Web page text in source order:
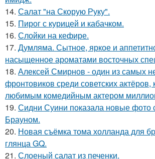
14. Салат "на Скорую Руку".
15. Пирог с курицей и кабачком.
16. Слойки на кефире.
17. Думляма. Сытное, яркое и
насыщенное ароматами восточных
18. Алексей Смирнов - один из самых
фронтовиков среди советских актёров,
любимым комедийным актером
19. Сидни Суини показала новые фото
Брауном.
20. Новая съёмка тома холланда для
глянца GQ.
21. Слоеный салат из печенки.